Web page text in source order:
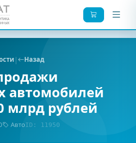
| Назад
автомобилей
млрд рублей
АвтоID: 11950